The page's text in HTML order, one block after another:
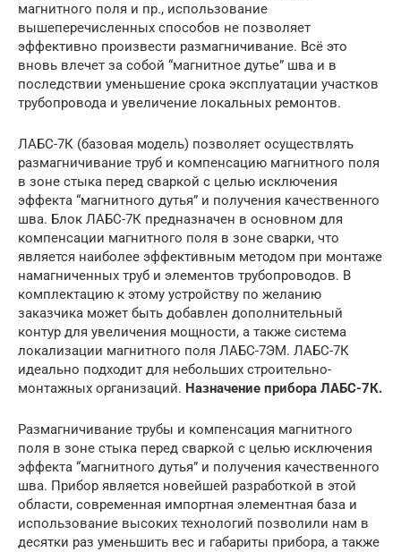
магнитного поля и пр., использование
вышеперечисленных способов не позволяет
эффективно произвести размагничивание. Всё это
вновь влечет за собой “магнитное дутье” шва и в
последствии уменьшение срока эксплуатации участков
трубопровода и увеличение локальных ремонтов.
ЛАБС-7К (базовая модель) позволяет осуществлять
размагничивание труб и компенсацию магнитного поля
в зоне стыка перед сваркой с целью исключения
эффекта “магнитного дутья” и получения качественного
шва. Блок ЛАБС-7К предназначен в основном для
компенсации магнитного поля в зоне сварки, что
является наиболее эффективным методом при монтаже
намагниченных труб и элементов трубопроводов. В
комплектацию к этому устройству по желанию
заказчика может быть добавлен дополнительный
контур для увеличения мощности, а также система
локализации магнитного поля ЛАБС-7ЭМ. ЛАБС-7К
идеально подходит для небольших строительно-
монтажных организаций. Назначение прибора ЛАБС-7К.
Размагничивание трубы и компенсация магнитного
поля в зоне стыка перед сваркой с целью исключения
эффекта “магнитного дутья” и получения качественного
шва. Прибор является новейшей разработкой в этой
области, современная импортная элементная база и
использование высоких технологий позволили нам в
десятки раз уменьшить вес и габариты прибора, а также